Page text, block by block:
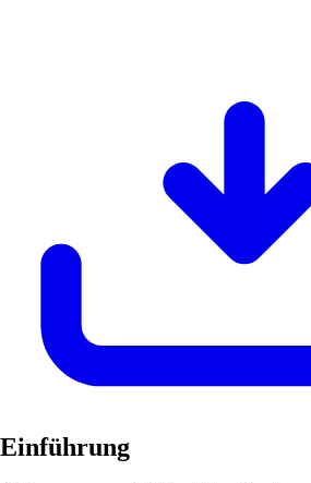
Einführung